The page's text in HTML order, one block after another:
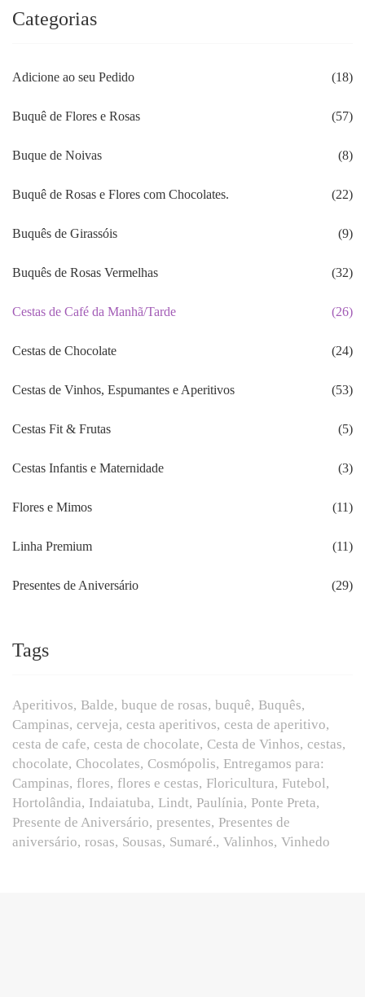
Categorias
Adicione ao seu Pedido (18)
Buquê de Flores e Rosas (57)
Buque de Noivas (8)
Buquê de Rosas e Flores com Chocolates. (22)
Buquês de Girassóis (9)
Buquês de Rosas Vermelhas (32)
Cestas de Café da Manhã/Tarde (26)
Cestas de Chocolate (24)
Cestas de Vinhos, Espumantes e Aperitivos (53)
Cestas Fit & Frutas (5)
Cestas Infantis e Maternidade (3)
Flores e Mimos (11)
Linha Premium (11)
Presentes de Aniversário (29)
Tags
Aperitivos Balde buque de rosas buquê Buquês
Campinas cerveja cesta aperitivos cesta de aperitivo
cesta de cafe cesta de chocolate Cesta de Vinhos cestas
chocolate Chocolates Cosmópolis Entregamos para:
Campinas flores flores e cestas Floricultura Futebol
Hortolândia Indaiatuba Lindt Paulínia Ponte Preta
Presente de Aniversário presentes Presentes de
aniversário rosas Sousas Sumaré. Valinhos Vinhedo